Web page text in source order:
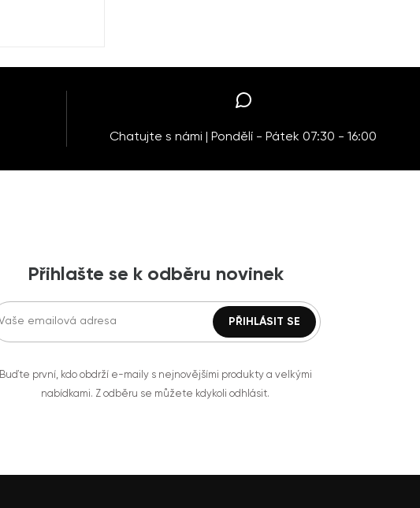
Chatujte s námi | Pondělí - Pátek 07:30 - 16:00
Přihlašte se k odběru novinek
Buďte první, kdo obdrží e-maily s nejnovějšími produkty a velkými
nabídkami. Z odběru se můžete kdykoli odhlásit.